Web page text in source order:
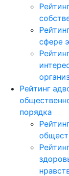
сфере
Рейтинг
порядка